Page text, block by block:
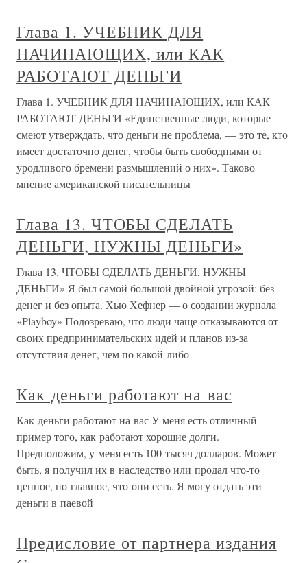
Глава 1. УЧЕБНИК ДЛЯ
НАЧИНАЮЩИХ, или КАК
РАБОТАЮТ ДЕНЬГИ
Глава 1. УЧЕБНИК ДЛЯ НАЧИНАЮЩИХ, или КАК
РАБОТАЮТ ДЕНЬГИ «Единственные люди, которые
смеют утверждать, что деньги не проблема, — это те, кто
имеет достаточно денег, чтобы быть свободными от
уродливого бремени размышлений о них». Таково
мнение американской писательницы
Глава 13. ЧТОБЫ СДЕЛАТЬ
ДЕНЬГИ, НУЖНЫ ДЕНЬГИ»
Глава 13. ЧТОБЫ СДЕЛАТЬ ДЕНЬГИ, НУЖНЫ
ДЕНЬГИ» Я был самой большой двойной угрозой: без
денег и без опыта. Хью Хефнер — о создании журнала
«Playboy» Подозреваю, что люди чаще отказываются от
своих предпринимательских идей и планов из-за
отсутствия денег, чем по какой-либо
Как деньги работают на вас
Как деньги работают на вас У меня есть отличный
пример того, как работают хорошие долги.
Предположим, у меня есть 100 тысяч долларов. Может
быть, я получил их в наследство или продал что-то
ценное, но главное, что они есть. Я могу отдать эти
деньги в паевой
Предисловие от партнера издания